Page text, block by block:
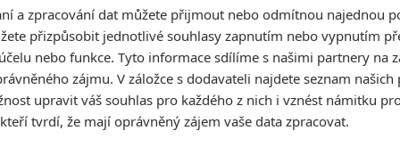
Ruší se další filmové
premiéry v Česku i ve světě
Jaaaara | 12.03.2020 13:35
0
Koronavirus se šíří, (nejen) filmoví fanoušci trpí.
a zpracování dat můžete přijmout nebo odmítnou najednou
přizpůsobit jednotlivé souhlasy zapnutím nebo vypnutím
nebo funkce. Tyto informace sdílíme s našimi partnery na
zájmu. V záložce s dodavateli najdete seznam našich
upravit váš souhlas pro každého z nich i vznést námitku
tvrdí, že mají oprávněný zájem vaše data zpracovat.